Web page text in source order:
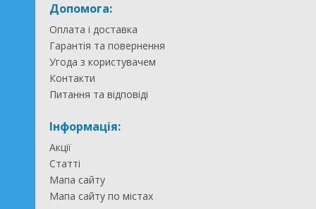
Допомога:
Оплата і доставка
Гарантія та повернення
Угода з користувачем
Контакти
Питання та відповіді
Інформація:
Акції
Статті
Мапа сайту
Мапа сайту по містах